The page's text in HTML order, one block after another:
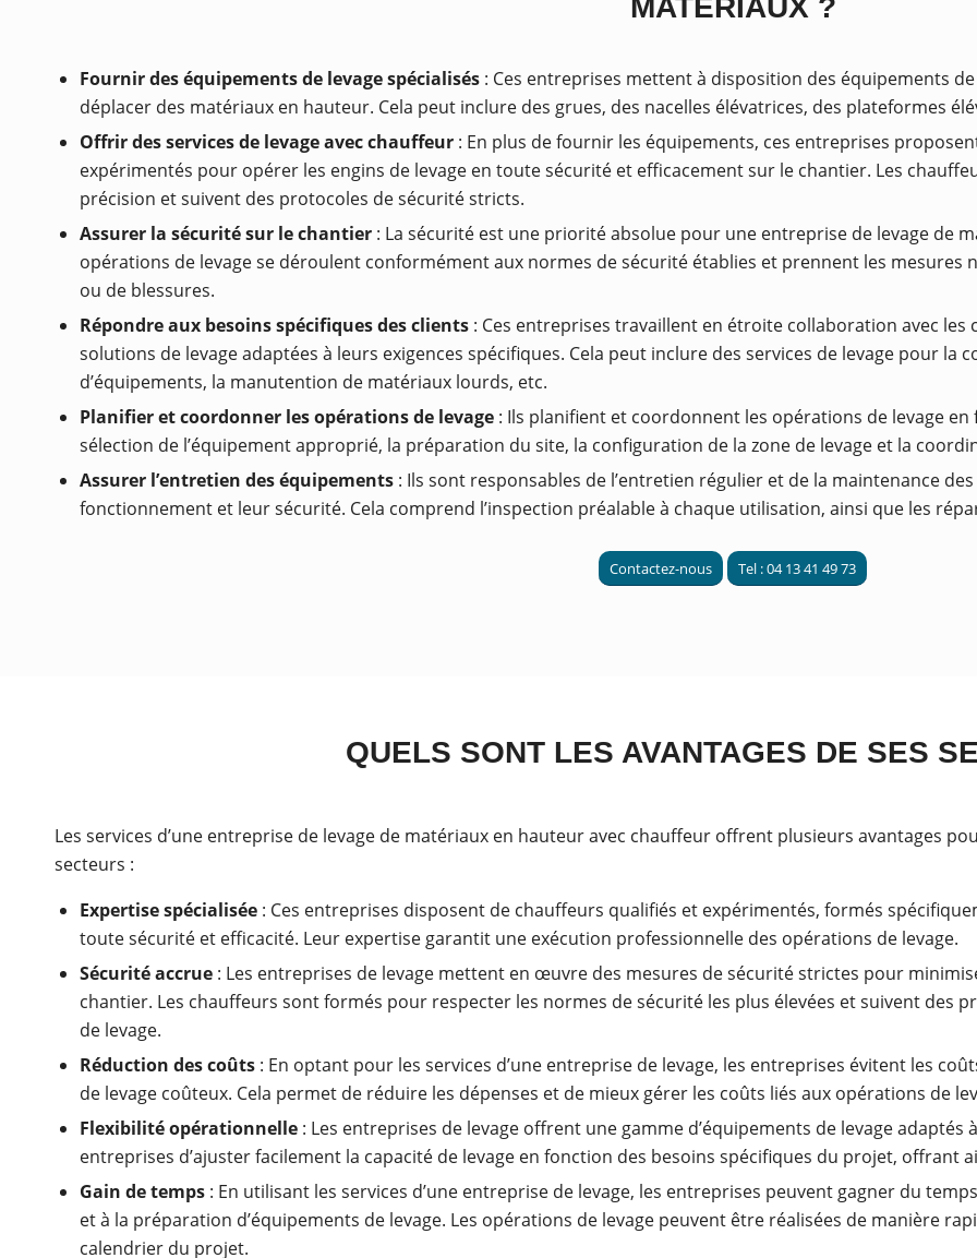
Fournir des équipements de levage spécialisés : Ces entreprises mettent à disposition des équipements
déplacer des matériaux en hauteur. Cela peut inclure des grues, des nacelles élévatrices, des plateformes
Offrir des services de levage avec chauffeur : En plus de fournir les équipements, ces entreprises
expérimentés pour opérer les engins de levage en toute sécurité et efficacement sur le chantier. Les
précision et suivent des protocoles de sécurité stricts.
Assurer la sécurité sur le chantier : La sécurité est une priorité absolue pour une entreprise de levage de
opérations de levage se déroulent conformément aux normes de sécurité établies et prennent les mesures
ou de blessures.
Répondre aux besoins spécifiques des clients : Ces entreprises travaillent en étroite collaboration avec
solutions de levage adaptées à leurs exigences spécifiques. Cela peut inclure des services de levage pour la
d’équipements, la manutention de matériaux lourds, etc.
Planifier et coordonner les opérations de levage : Ils planifient et coordonnent les opérations de levage
sélection de l’équipement approprié, la préparation du site, la configuration de la zone de levage et la
Assurer l’entretien des équipements : Ils sont responsables de l’entretien régulier et de la maintenance
fonctionnement et leur sécurité. Cela comprend l’inspection préalable à chaque utilisation, ainsi que les
Contactez-nous Tel : 04 13 41 49 73
QUELS SONT LES AVANTAGES DE SES
Les services d’une entreprise de levage de matériaux en hauteur avec chauffeur offrent plusieurs avantages
secteurs :
Expertise spécialisée : Ces entreprises disposent de chauffeurs qualifiés et expérimentés, formés
toute sécurité et efficacité. Leur expertise garantit une exécution professionnelle des opérations de levage.
Sécurité accrue : Les entreprises de levage mettent en œuvre des mesures de sécurité strictes pour
chantier. Les chauffeurs sont formés pour respecter les normes de sécurité les plus élevées et suivent des
de levage.
Réduction des coûts : En optant pour les services d’une entreprise de levage, les entreprises évitent les
de levage coûteux. Cela permet de réduire les dépenses et de mieux gérer les coûts liés aux opérations de
Flexibilité opérationnelle : Les entreprises de levage offrent une gamme d’équipements de levage adaptés
entreprises d’ajuster facilement la capacité de levage en fonction des besoins spécifiques du projet, offrant
Gain de temps : En utilisant les services d’une entreprise de levage, les entreprises peuvent gagner du
et à la préparation d’équipements de levage. Les opérations de levage peuvent être réalisées de manière
calendrier du projet.